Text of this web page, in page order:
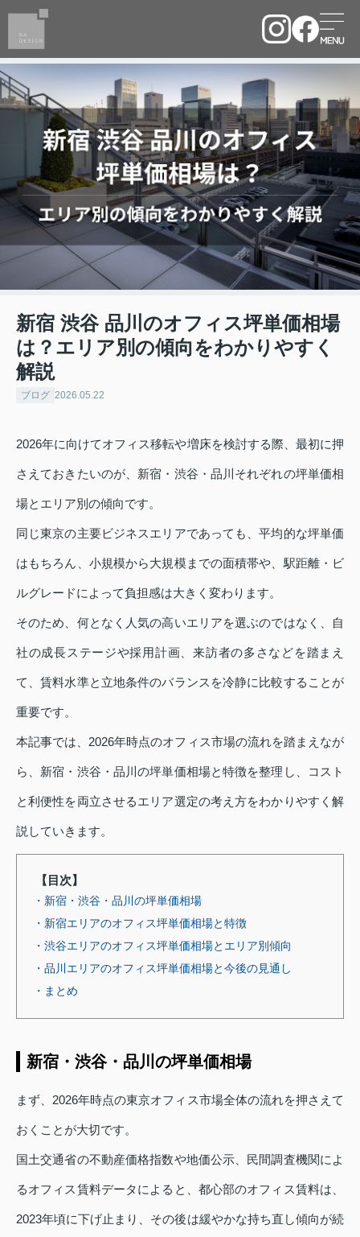
新宿 渋谷 品川のオフィス坪単価相場
は？エリア別の傾向をわかりやすく
解説
ブログ 2026.05.22
2026年に向けてオフィス移転や増床を検討する際、最初に押
さえておきたいのが、新宿・渋谷・品川それぞれの坪単価相
場とエリア別の傾向です。
同じ東京の主要ビジネスエリアであっても、平均的な坪単価
はもちろん、小規模から大規模までの面積帯や、駅距離・ビ
ルグレードによって負担感は大きく変わります。
そのため、何となく人気の高いエリアを選ぶのではなく、自
社の成長ステージや採用計画、来訪者の多さなどを踏まえ
て、賃料水準と立地条件のバランスを冷静に比較することが
重要です。
本記事では、2026年時点のオフィス市場の流れを踏まえなが
ら、新宿・渋谷・品川の坪単価相場と特徴を整理し、コスト
と利便性を両立させるエリア選定の考え方をわかりやすく解
説していきます。
【目次】
・新宿・渋谷・品川の坪単価相場
・新宿エリアのオフィス坪単価相場と特徴
・渋谷エリアのオフィス坪単価相場とエリア別傾向
・品川エリアのオフィス坪単価相場と今後の見通し
・まとめ
新宿・渋谷・品川の坪単価相場
まず、2026年時点の東京オフィス市場全体の流れを押さえて
おくことが大切です。
国土交通省の不動産価格指数や地価公示、民間調査機関によ
るオフィス賃料データによると、都心部のオフィス賃料は、
2023年頃に下げ止まり、その後は緩やかな持ち直し傾向が続